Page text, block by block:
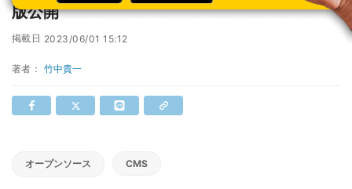
版公開
掲載日 2023/06/01 15:12
著者： 竹中貴一
オープンソース CMS